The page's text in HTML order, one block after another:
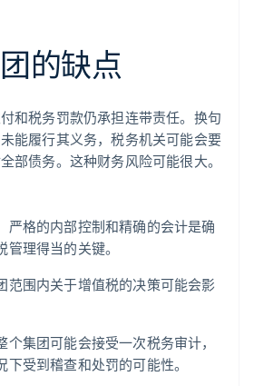
的缺点
和税务罚款仍承担连带责任。换句
能履行其义务，税务机关可能会要
部债务。这种财务风险可能很大。
严格的内部控制和精确的会计是确
理得当的关键。
范围内关于增值税的决策可能会影
个集团可能会接受一次税务审计，
下受到稽查和处罚的可能性。